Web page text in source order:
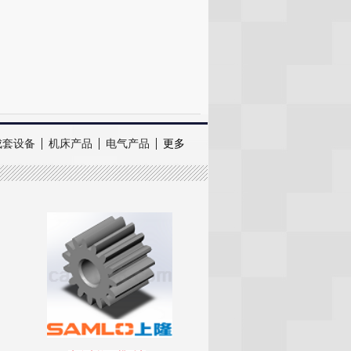
套设备 机床产品 电气产品 更多